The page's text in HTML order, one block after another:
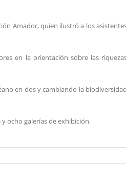
Amador, quien ilustró a los
en la orientación sobre las
en dos y cambiando la biodiversidad
ocho galerías de exhibición.